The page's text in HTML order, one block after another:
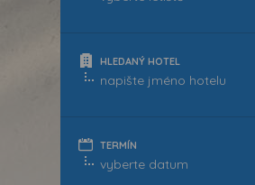
HLEDANÝ HOTEL
TERMÍN